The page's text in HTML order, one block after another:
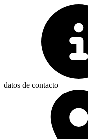
datos de contacto